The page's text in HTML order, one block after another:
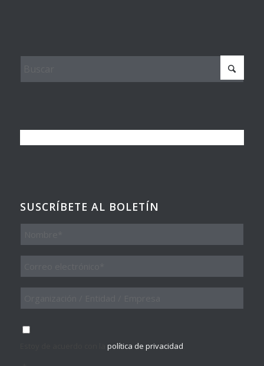
SUSCRÍBETE AL BOLETÍN
Nombre
Entidad
Empresa
Consentimiento
política de privacidad